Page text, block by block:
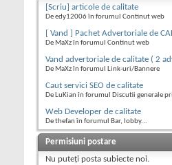
[Scriu] articole de calitate
De edy12006 în forumul Continut web
[ Vand ] Pachet Advertoriale de
De MaXz în forumul Continut web
Vand advertoriale de calitate ( 2
De MaXz în forumul Link-uri/Bannere
Caut servici SEO de calitate
De LuKian în forumul Discutii generale
Web Developer de calitate
De thefan în forumul Bar, lobby...
Permisiuni postare
Nu puteţi posta subiecte noi.